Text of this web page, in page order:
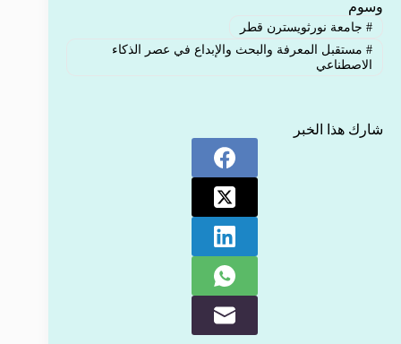
وسوم
#جامعة نورثويسترن قطر
#مستقبل المعرفة والبحث والإبداع في عصر الذكاء
الاصطناعي
شارك هذا الخبر